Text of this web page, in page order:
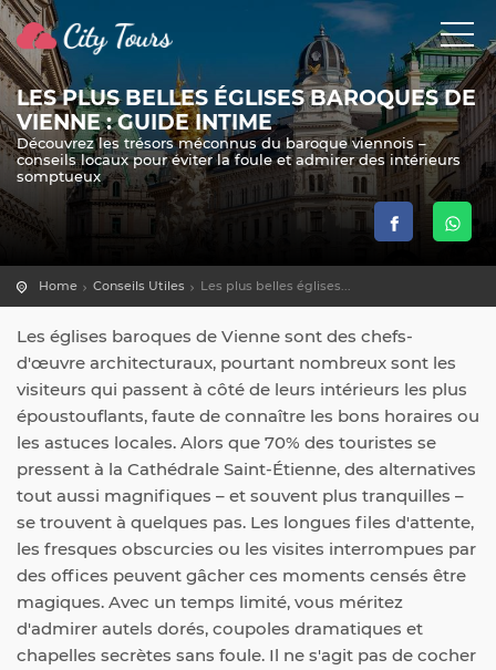
LES PLUS BELLES ÉGLISES BAROQUES DE
VIENNE : GUIDE INTIME
Découvrez les trésors méconnus du baroque viennois –
conseils locaux pour éviter la foule et admirer des intérieurs
somptueux
Home Conseils Utiles Les plus belles églises...
Les églises baroques de Vienne sont des chefs-
d'œuvre architecturaux, pourtant nombreux sont les
visiteurs qui passent à côté de leurs intérieurs les plus
époustouflants, faute de connaître les bons horaires ou
les astuces locales. Alors que 70% des touristes se
pressent à la Cathédrale Saint-Étienne, des alternatives
tout aussi magnifiques – et souvent plus tranquilles –
se trouvent à quelques pas. Les longues files d'attente,
les fresques obscurcies ou les visites interrompues par
des offices peuvent gâcher ces moments censés être
magiques. Avec un temps limité, vous méritez
d'admirer autels dorés, coupoles dramatiques et
chapelles secrètes sans foule. Il ne s'agit pas de cocher